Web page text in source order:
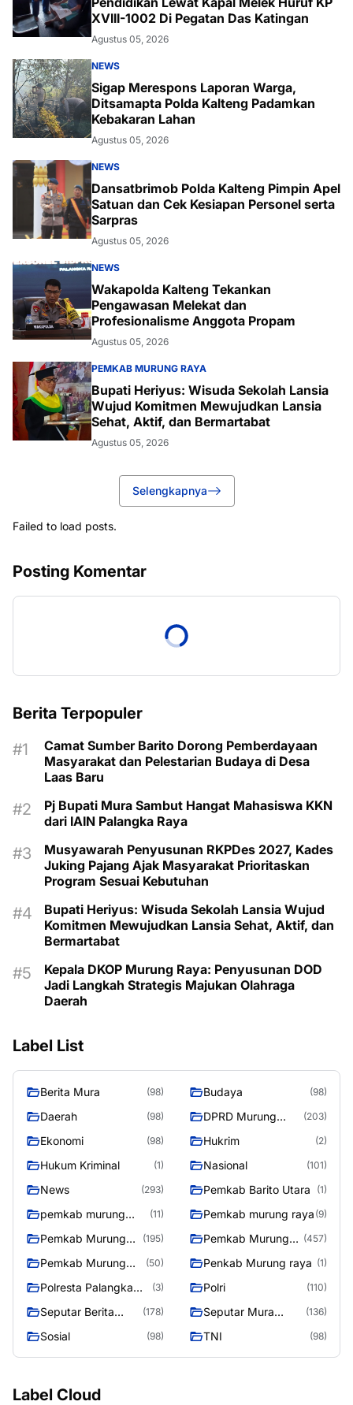
XVIII-1002 Di Pegatan Das Katingan
Agustus 05, 2026
NEWS
Sigap Merespons Laporan Warga,
Ditsamapta Polda Kalteng Padamkan
Kebakaran Lahan
Agustus 05, 2026
NEWS
Dansatbrimob Polda Kalteng Pimpin Apel
Satuan dan Cek Kesiapan Personel serta
Sarpras
Agustus 05, 2026
NEWS
Wakapolda Kalteng Tekankan
Pengawasan Melekat dan
Profesionalisme Anggota Propam
Agustus 05, 2026
PEMKAB MURUNG RAYA
Bupati Heriyus: Wisuda Sekolah Lansia
Wujud Komitmen Mewujudkan Lansia
Sehat, Aktif, dan Bermartabat
Agustus 05, 2026
Selengkapnya
Failed to load posts.
Posting Komentar
Berita Terpopuler
Camat Sumber Barito Dorong Pemberdayaan
Masyarakat dan Pelestarian Budaya di Desa
Laas Baru
Pj Bupati Mura Sambut Hangat Mahasiswa KKN
dari IAIN Palangka Raya
Musyawarah Penyusunan RKPDes 2027, Kades
Juking Pajang Ajak Masyarakat Prioritaskan
Program Sesuai Kebutuhan
Bupati Heriyus: Wisuda Sekolah Lansia Wujud
Komitmen Mewujudkan Lansia Sehat, Aktif, dan
Bermartabat
Kepala DKOP Murung Raya: Penyusunan DOD
Jadi Langkah Strategis Majukan Olahraga
Daerah
Label List
Berita Mura (98) Budaya (98)
Daerah (98)
DPRD Murung
(203)
Ekonomi (98) Hukrim (2)
Hukum Kriminal (1) Nasional (101)
News (293) Pemkab Barito Utara (1)
pemkab murung
(11) Pemkab murung raya (9)
Pemkab Murung
(195)
Pemkab Murung
(457)
Pemkab Murung
(50) Penkab Murung raya (1)
Polresta Palangka
(3) Polri (110)
Seputar Berita
(178)
Seputar Mura
(136)
Sosial (98) TNI (98)
Label Cloud